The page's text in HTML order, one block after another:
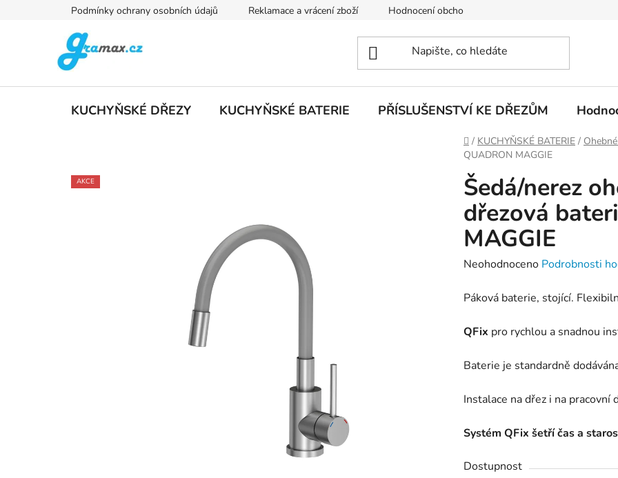
Podmínky ochrany osobních údajů Reklamace a vrácení zboží Hodnocení obchodu
KUCHYŇSKÉ DŘEZY KUCHYŇSKÉ BATERIE PŘÍSLUŠENSTVÍ KE DŘEZŮM
Domů
/ KUCHYŇSKÉ BATERIE /
QUADRON MAGGIE
Šedá/nerez
dřezová
MAGGIE
Průměrné
produktu
0,0
hvězdiček.
Neohodnoceno Podrobnosti
Páková baterie, stojící.
QFix pro rychlou a snadnou
Baterie je standardně
Instalace na dřez i na pracovní
Systém QFix šetří čas a
Dostupnost
AKCE